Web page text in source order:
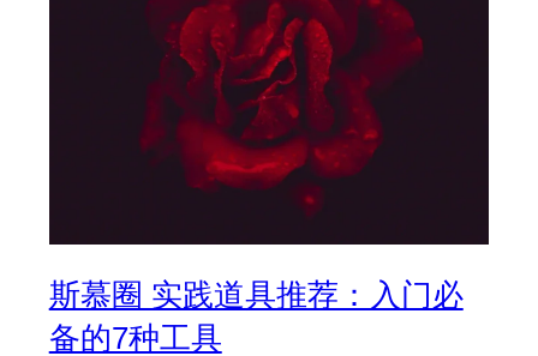
斯慕圈 实践道具推荐：入门必
备的7种工具